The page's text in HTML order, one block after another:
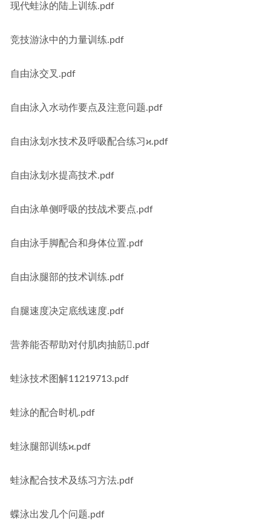
现代蛙泳的陆上训练.pdf
竞技游泳中的力量训练.pdf
自由泳交叉.pdf
自由泳入水动作要点及注意问题.pdf
自由泳划水技术及呼吸配合练习ϰ.pdf
自由泳划水提高技术.pdf
自由泳单侧呼吸的技战术要点.pdf
自由泳手脚配合和身体位置.pdf
自由泳腿部的技术训练.pdf
自腿速度决定底线速度.pdf
营养能否帮助对付肌肉抽筋.pdf
蛙泳技术图解11219713.pdf
蛙泳的配合时机.pdf
蛙泳腿部训练ϰ.pdf
蛙泳配合技术及练习方法.pdf
蝶泳出发几个问题.pdf